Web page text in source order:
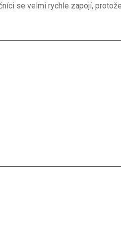
se velmi rychle zapojí,